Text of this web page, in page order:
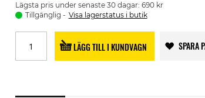
Lägsta pris under senaste 30 dagar: 690 kr
Tillgänglig
Visa lagerstatus i butik
LÄGG TILL I KUNDVAGN SPARA